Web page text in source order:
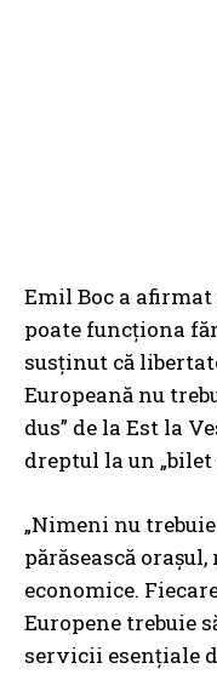
Emil Boc a afirmat
poate funcționa
susținut că
Europeană nu
dus” de la Est la
dreptul la un
„Nimeni nu
părăsească
economice.
Europene trebuie
servicii esențiale